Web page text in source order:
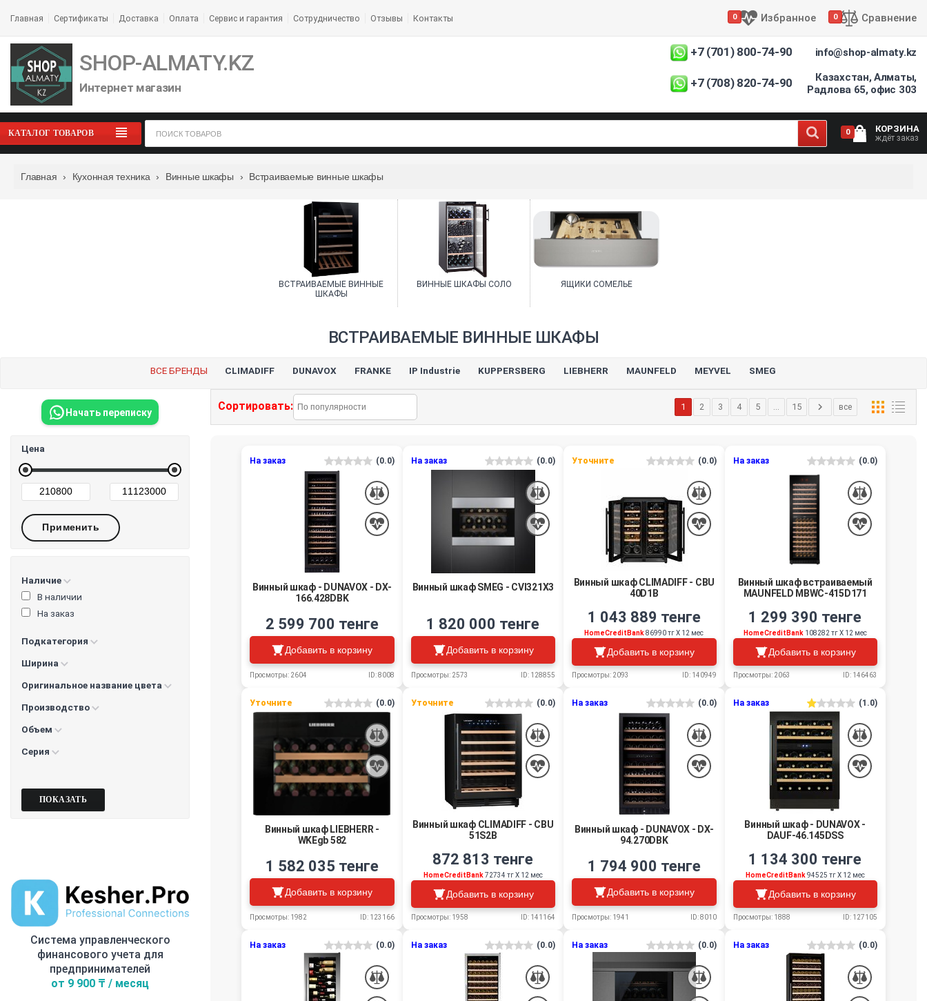
Главная Сертификаты Доставка Оплата Сервис и гарантия Сотрудничество Отзывы Контакты 0 Избранное 0 Сравнение
SHOP-ALMATY.KZ
Интернет магазин
+7 (701) 800-74-90
+7 (708) 820-74-90
info@shop-almaty.kz
Казахстан, Алматы,
Радлова 65, офис 303
КАТАЛОГ ТОВАРОВ 0 КОРЗИНА
ждёт заказ
Главная › Кухонная техника › Винные шкафы › Встраиваемые винные шкафы
ВСТРАИВАЕМЫЕ ВИННЫЕ
ШКАФЫ
ВИННЫЕ ШКАФЫ СОЛО ЯЩИКИ СОМЕЛЬЕ
ВСТРАИВАЕМЫЕ ВИННЫЕ ШКАФЫ
ВСЕ БРЕНДЫ CLIMADIFF DUNAVOX FRANKE IP Industrie KUPPERSBERG LIEBHERR MAUNFELD MEYVEL SMEG
Начать переписку
Цена
Наличие
В наличии
На заказ
Подкатегория
Ширина
Оригинальное название цвета
Производство
Объем
Серия
Система управленческого
финансового учета для
предпринимателей
от 9 900 ₸ / месяц
Сортировать: 1 2 3 4 5 ... 15 все
На заказ (0.0)
Винный шкаф - DUNAVOX - DX-
166.428DBK
2 599 700 тенге
Добавить в корзину
Просмотры: 2604 ID: 8008
На заказ (0.0)
Винный шкаф SMEG - CVI321X3
1 820 000 тенге
Добавить в корзину
Просмотры: 2573 ID: 128855
Уточните (0.0)
Винный шкаф CLIMADIFF - CBU
40D1B
1 043 889 тенге
HomeCreditBank86990 тг Х 12 мес
Добавить в корзину
Просмотры: 2093 ID: 140949
На заказ (0.0)
Винный шкаф встраиваемый
MAUNFELD MBWC-415D171
1 299 390 тенге
HomeCreditBank 108282 тг Х 12 мес
Добавить в корзину
Просмотры: 2063 ID: 146463
Уточните (0.0)
Винный шкаф LIEBHERR -
WKEgb 582
1 582 035 тенге
Добавить в корзину
Просмотры: 1982 ID: 123166
Уточните (0.0)
Винный шкаф CLIMADIFF - CBU
51S2B
872 813 тенге
HomeCreditBank72734 тг Х 12 мес
Добавить в корзину
Просмотры: 1958 ID: 141164
На заказ (0.0)
Винный шкаф - DUNAVOX - DX-
94.270DBK
1 794 900 тенге
Добавить в корзину
Просмотры: 1941 ID: 8010
На заказ (1.0)
Винный шкаф - DUNAVOX -
DAUF-46.145DSS
1 134 300 тенге
HomeCreditBank94525 тг Х 12 мес
Добавить в корзину
Просмотры: 1888 ID: 127105
На заказ (0.0) На заказ (0.0) На заказ (0.0) На заказ (0.0)